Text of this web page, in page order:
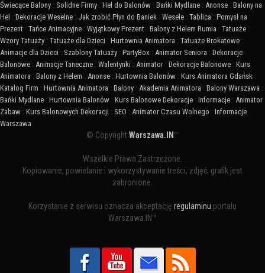
Świecące Balony : Solidne Firmy : Hel do Balonów : Bańki Mydlane : Anonse : Balony na
Hel : Dekoracje Weselne : Jak zrobić Płyn do Baniek : Wesele : Tablica : Pomysł na
Prezent : Tańce Animacyjne : Wyjątkowy Prezent : Balony z Helem Rumia : Tatuaże :
Wzory Tatuaży : Tatuaże dla Dzieci : Hurtownia Animatora : Tatuaże Brokatowe :
Animacje dla Dzieci : Szablony Tatuaży : PartyBox : Animator Seniora : Dekoracje
Balonowe : Animacje Taneczne : Walentynki : Animator : Dekoracje Balonowe : Kurs
Animatora : Balony z Helem : Anonse : Hurtownia Balonów : Kurs Animatora Gdańsk :
Katalog Firm : Hurtownia Animatora : Balony : Akademia Animatora : Balony Warszawa :
Bańki Mydlane : Hurtownia Balonów : Kurs Balonowe Dekoracje : Informacje : Animator
Zabaw : Kurs Balonowych Dekoracji : SEO : Animator Czasu Wolnego : Informacje
Warszawa
© CopyrightWarszawa.IN ™
Wszelkie Prawa Zastrzeżone.
Kopiowanie, powielanie i wykorzystywanie treści, zdjęć, grafik jest
zabronione.
Korzystanie z serwisu oznacza akceptację regulaminu portalu
Warszawa.IN™